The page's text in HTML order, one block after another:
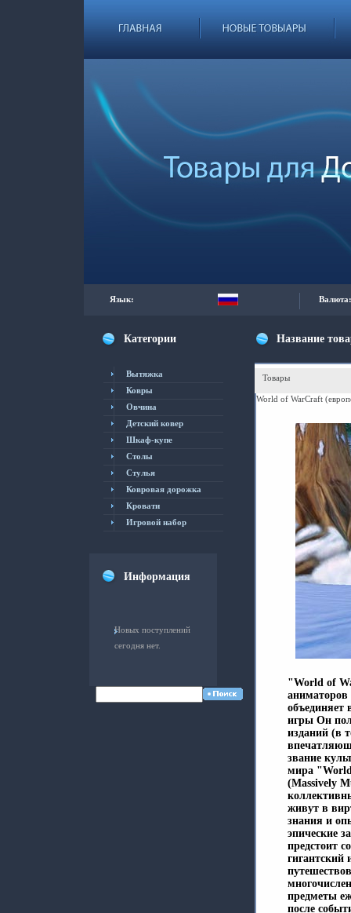
Язык: Валюта:
Категории
Вытяжка
Ковры
Овчина
Детский ковер
Шкаф-купе
Столы
Cтулья
Ковровая дорожка
Кровати
Игровой набор
Информация
Новых поступлений
сегодня нет.
Название
Товары
World of WarCraft
"World of Warcraft" - венец креативной мысли программистов, аниматоров и дизайнеров компании Blizzard, проект, который объединяет в себе все лучшее, что могут дать современные ролевые игры Он получиансцмл высшие награды большинства игровых изданий (в том числе "Лучшая игра 2004 года"), установил впечатляющие рекорды продаж в Северной Америке и заслужил звание культовой игры на все времена у поклонников из разных стран мира "World of Warcraft" отнаяшъшосится к жанру MMORPG (Massively Multiplayer Online Role-Playing Game) - онлайновым коллективным ролевым играм В мире Warcraft тысячи игроков живут в виртуальном вселенной - путешествуют, получают новые знания и опыт, создают союзы, сражаются с монстрами и выполняют эпические задания, которые могут изменить судьбу всего мира Вам предстоит создать своего уникального персонажа и исследовать гигантский игровой мир, общаться с другими игроками, путешествовать между огромными городами ибмьбп выполнять многочисленные квесты Разработчики выкладывают новые задания и предметы ежемесячно Действие игры разворачивается спустя 4 года после событий "Warcraft III: Reign of Chaos" Древние земли Азерота еще не остыли от рек пролитой крови Непримиримые противники восстанавливают разрушенные королевства и собираются с силами Угроза нового конфликта становится все более и более явной В любую минуту война вновь может вернуться в мир Warcraft… Вы вернетесь в земли, знакомые по предыдущим частям Warcraft Большие города (6 столиц разных рас) и мелкие поселения, леса, моря, пещеры и персонажи - все покажется вам родным и, одновременно, поразит воображение новым уровнем графики и звука Каждую минуту мир вокруг вас изменяется Вернувшись через месяц в те же места, вы можете не знать их Небольшой город может превратиться в крепость, а горы - в карьеры для добычи щебня для новых дорог В "World of Warcraft"